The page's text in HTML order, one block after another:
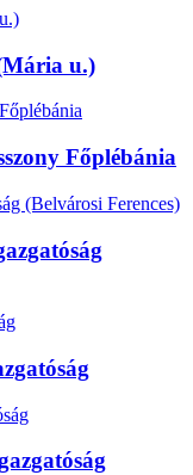
u.)
Főplébánia